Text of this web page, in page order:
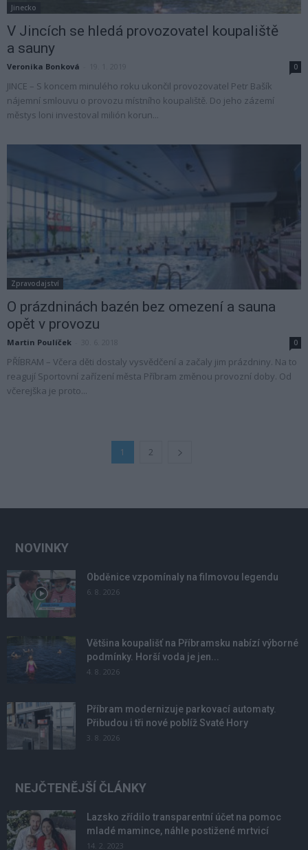
Jinecko
V Jincích se hledá provozovatel koupaliště
a sauny
Veronika Bonková 0
JINCE – S koncem minulého roku ukončil provozovatel Petr Bašík
nájemní smlouvu o provozu místního koupaliště. Do jeho zázemí
městys loni investoval milión korun...
Zpravodajství
O prázdninách bazén bez omezení a sauna
opět v provozu
Martin Poulíček 0
PŘÍBRAM – Včera děti dostaly vysvědčení a začaly jim prázdniny. Na to
reagují Sportovní zařízení města Příbram změnou provozní doby. Od
včerejška je proto...
1 2
NOVINKY
Obděnice vzpomínaly na filmovou legendu
6. 8. 2026
Většina koupališť na Příbramsku nabízí výborné
podmínky. Horší voda je jen...
4. 8. 2026
Příbram modernizuje parkovací automaty.
Přibudou i tři nové poblíž Svaté Hory
3. 8. 2026
NEJČTENĚJŠÍ ČLÁNKY
Lazsko zřídilo transparentní účet na pomoc
mladé mamince, náhle postižené mrtvicí
14. 2. 2023